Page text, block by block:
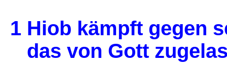
1 Hiob kämpft gegen
das von Gott